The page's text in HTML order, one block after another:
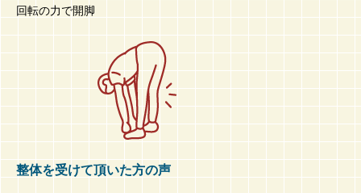
回転の力で開脚
整体を受けて頂いた方の声